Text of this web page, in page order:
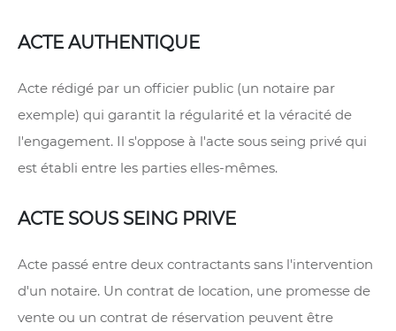
ACTE AUTHENTIQUE
Acte rédigé par un officier public (un notaire par
exemple) qui garantit la régularité et la véracité de
l'engagement. Il s'oppose à l'acte sous seing privé qui
est établi entre les parties elles-mêmes.
ACTE SOUS SEING PRIVE
Acte passé entre deux contractants sans l'intervention
d'un notaire. Un contrat de location, une promesse de
vente ou un contrat de réservation peuvent être